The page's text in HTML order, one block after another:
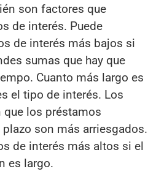
son factores que
de interés. Puede
de interés más bajos si
sumas que hay que
Cuanto más largo es
el tipo de interés. Los
los préstamos
son más arriesgados.
de interés más altos si el
es largo.